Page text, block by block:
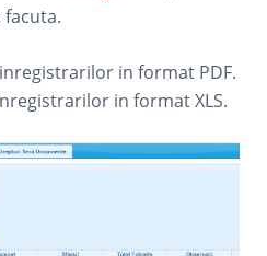
facuta.
in format PDF.
in format XLS.